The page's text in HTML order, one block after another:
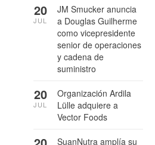
JM Smucker anuncia
a Douglas Guilherme
como vicepresidente
senior de operaciones
y cadena de
suministro
20
JUL
Organización Ardila
Lülle adquiere a
Vector Foods
20
JUL
SuanNutra amplía su